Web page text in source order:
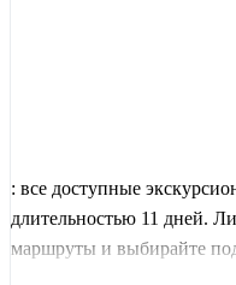
: все доступные
длительностью 11 дней.
маршруты и выбирайте